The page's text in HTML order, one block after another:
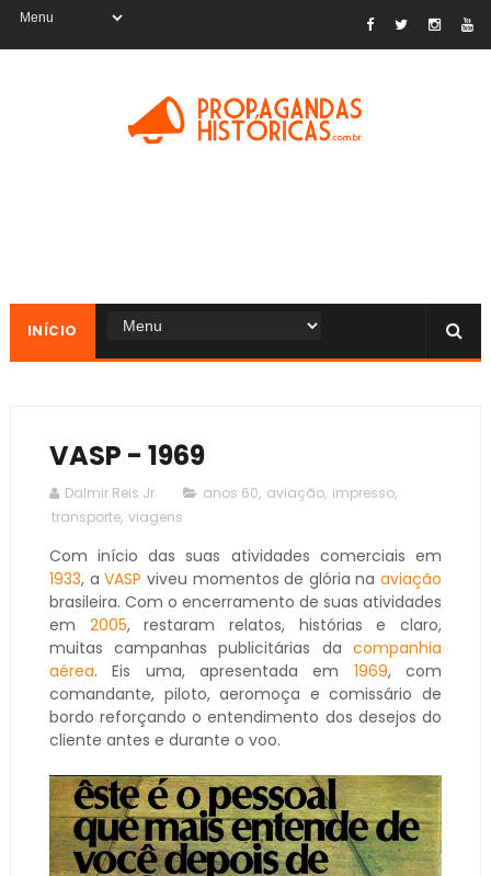
INÍCIO
VASP - 1969
Dalmir Reis Jr. anos 60, aviação, impresso,
transporte, viagens
Com início das suas atividades comerciais em
1933, aVASP viveu momentos de glória naaviação
brasileira. Com o encerramento de suas atividades
em 2005, restaram relatos, histórias e claro,
muitas campanhas publicitárias dacompanhia
aérea. Eis uma, apresentada em 1969, com
comandante, piloto, aeromoça e comissário de
bordo reforçando o entendimento dos desejos do
cliente antes e durante o voo.